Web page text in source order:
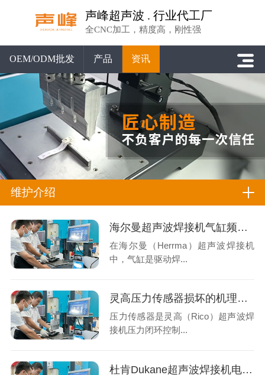
声峰超声波 . 行业代工厂
全CNC加工，精度高，刚性强
OEM/ODM批发 产品 资讯
维护介绍
海尔曼超声波焊接机气缸频繁卡停？系统性排查与专业解决方案
在海尔曼（Herrma）超声波焊接机
中，气缸是驱动焊...
灵高压力传感器损坏的机理分析与专业修复
压力传感器是灵高（Rico）超声波焊
接机压力闭环控制...
杜肯Dukane超声波焊接机电磁阀异常？系统性排查与专业解决方案